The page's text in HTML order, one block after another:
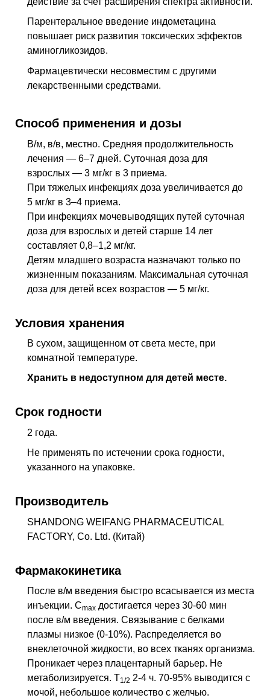
Парентеральное введение индометацина
повышает риск развития токсических эффектов
аминогликозидов.
Фармацевтически несовместим с другими
лекарственными средствами.
Способ применения и дозы
В/м, в/в, местно. Средняя продолжительность
лечения — 6–7 дней. Суточная доза для
взрослых — 3 мг/кг в 3 приема.
При тяжелых инфекциях доза увеличивается до
5 мг/кг в 3–4 приема.
При инфекциях мочевыводящих путей суточная
доза для взрослых и детей старше 14 лет
составляет 0,8–1,2 мг/кг.
Детям младшего возраста назначают только по
жизненным показаниям. Максимальная суточная
доза для детей всех возрастов — 5 мг/кг.
Условия хранения
В сухом, защищенном от света месте, при
комнатной температуре.
Хранить в недоступном для детей месте.
Срок годности
2 года.
Не применять по истечении срока годности,
указанного на упаковке.
Производитель
SHANDONG WEIFANG PHARMACEUTICAL
FACTORY, Co. Ltd. (Китай)
Фармакокинетика
После в/м введения быстро всасывается из места
инъекции. Cmax достигается через 30-60 мин
после в/м введения. Связывание с белками
плазмы низкое (0-10%). Распределяется во
внеклеточной жидкости, во всех тканях организма.
Проникает через плацентарный барьер. Не
метаболизируется. T1/2 2-4 ч. 70-95% выводится с
мочой, небольшое количество с желчью.